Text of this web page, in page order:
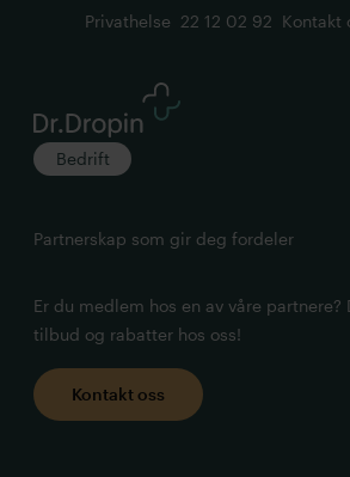
Privathelse 22 12 02 92 Kontakt
Bedrift
Partnerskap som gir deg fordeler
Er du medlem hos en av våre partnere?
tilbud og rabatter hos oss!
Kontakt oss